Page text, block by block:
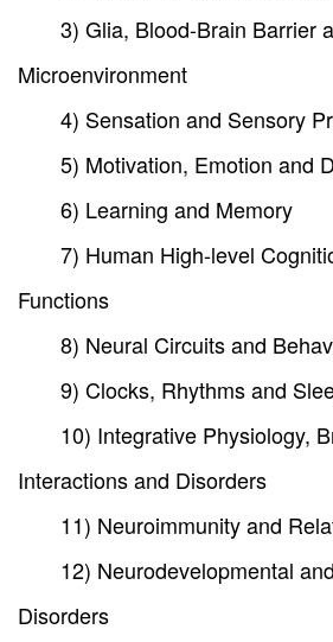
3) Glia, Blood-Brain Barrier
Microenvironment
4) Sensation and Sensory
5) Motivation, Emotion and
6) Learning and Memory
7) Human High-level
Functions
8) Neural Circuits and
9) Clocks, Rhythms and
10) Integrative Physiology,
Interactions and Disorders
11) Neuroimmunity and
12) Neurodevelopmental
Disorders